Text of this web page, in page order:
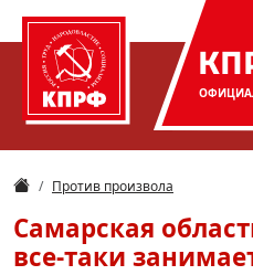
Против произвола
Самарская
все-таки